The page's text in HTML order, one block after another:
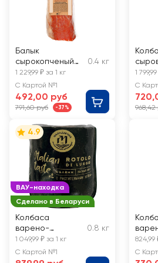
Балык
сырокопченый
МЯСНАЯ
ИСТОРИЯ,
весовой
0.4 кг
1 229,99 ₽ за 1 кг
С Картой №1
492,00 руб
791,60 руб -37%
1
С
968,42
ВАУ-находка
Сделано в Беларуси
4.9
Колбаса
варено-
копченая
МАЛАДЗЕЧНА
Ротоло ди
0.8 кг
1 049,99 ₽ за 1 кг
С Картой №1
824,99
С